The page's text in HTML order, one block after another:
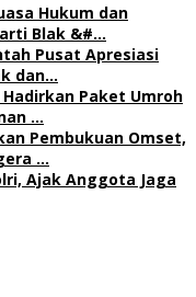
Hukum dan
Blak &#…
Pusat Apresiasi
dan…
Paket Umroh
…
Pembukuan Omset,
…
Ajak Anggota Jaga